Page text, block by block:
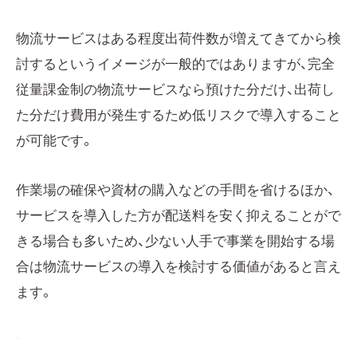
物流サービスはある程度出荷件数が増えてきてから検
討するというイメージが一般的ではありますが、完全
従量課金制の物流サービスなら預けた分だけ、出荷し
た分だけ費用が発生するため低リスクで導入すること
が可能です。
作業場の確保や資材の購入などの手間を省けるほか、
サービスを導入した方が配送料を安く抑えることがで
きる場合も多いため、少ない人手で事業を開始する場
合は物流サービスの導入を検討する価値があると言え
ます。